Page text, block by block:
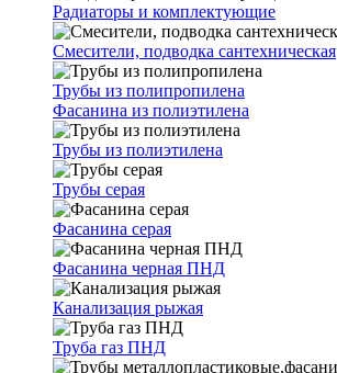
Радиаторы и комплектующие
Смесители, подводка сантехническая
Трубы из полипропилена
Фасанина из полиэтилена
Трубы из полиэтилена
Трубы серая
Фасанина серая
Фасанина черная ПНД
Канализация рыжая
Труба газ ПНД